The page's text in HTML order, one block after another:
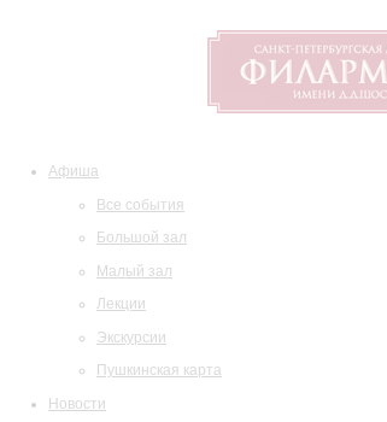
Афиша
Все события
Большой зал
Малый зал
Лекции
Экскурсии
Пушкинская карта
Новости